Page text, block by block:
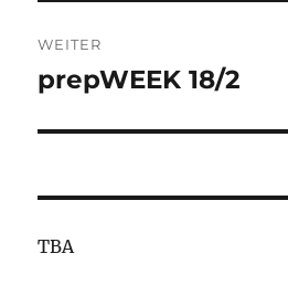
WEITER
Nächster
prepWEEK 18/2
TBA